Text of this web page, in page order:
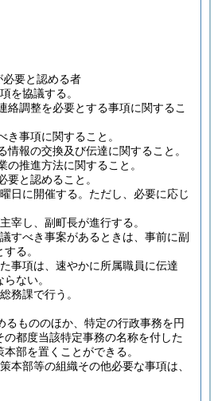
要と認める者
を協議する。
絡調整を必要とする事項に関するこ
き事項に関すること。
情報の交換及び伝達に関すること。
の推進方法に関すること。
要と認めること。
日に開催する。 ただし、必要に応じ
宰し、副町長が進行する。
すべき事案があるときは、事前に副
る。
事項は、速やかに所属職員に伝達
ない。
務課で行う。
るもののほか、特定の行政事務を円
都度当該特定事務の名称を付した
部を置くことができる。
本部等の組織その他必要な事項は、